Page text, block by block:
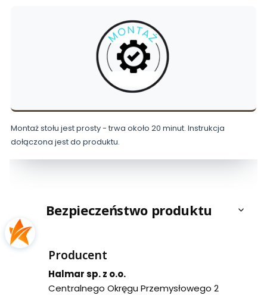
Montaż stołu jest prosty - trwa około 20 minut. Instrukcja
dołączona jest do produktu.
Bezpieczeństwo produktu
Producent
Halmar sp. z o.o.
Centralnego Okręgu Przemysłowego 2